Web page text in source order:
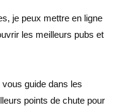
je peux mettre en ligne
les meilleurs pubs et
guide dans les
points de chute pour